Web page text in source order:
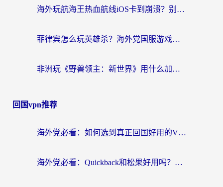
海外玩航海王热血航线iOS卡到崩溃？别慌，这篇指南解决你的国服游戏加速难题
菲律宾怎么玩英雄杀？海外党国服游戏畅玩指南（附延迟解决秘籍）
非洲玩《野兽领主：新世界》用什么加速器好？留学生亲测有效的解决方案
回国vpn推荐
海外党必看：如何选到真正回国好用的VPN？实测+避坑指南
海外党必看：Quickback和松果好用吗？3步教你选对回国加速器无缝刷国内资源